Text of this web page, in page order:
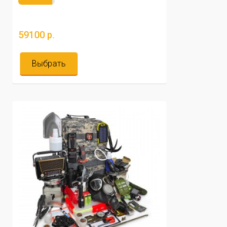
59100 р.
Выбрать